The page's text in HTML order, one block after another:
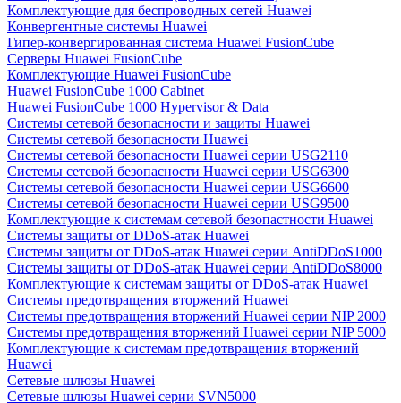
Комплектующие для беспроводных сетей Huawei
Конвергентные системы Huawei
Гипер-конвергированная система Huawei FusionCube
Серверы Huawei FusionCube
Комплектующие Huawei FusionCube
Huawei FusionCube 1000 Cabinet
Huawei FusionCube 1000 Hypervisor & Data
Системы сетевой безопасности и защиты Huawei
Системы сетевой безопасности Huawei
Системы сетевой безопасности Huawei серии USG2110
Системы сетевой безопасности Huawei серии USG6300
Системы сетевой безопасности Huawei серии USG6600
Системы сетевой безопасности Huawei серии USG9500
Комплектующие к системам сетевой безопастности Huawei
Системы защиты от DDoS-атак Huawei
Системы защиты от DDoS-атак Huawei серии AntiDDoS1000
Системы защиты от DDoS-атак Huawei серии AntiDDoS8000
Комплектующие к системам защиты от DDoS-атак Huawei
Системы предотвращения вторжений Huawei
Системы предотвращения вторжений Huawei серии NIP 2000
Системы предотвращения вторжений Huawei серии NIP 5000
Комплектующие к системам предотвращения вторжений
Huawei
Сетевые шлюзы Huawei
Сетевые шлюзы Huawei серии SVN5000